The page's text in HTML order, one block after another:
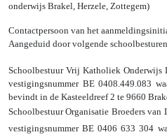
onderwijs Brakel, Herzele, Zottegem)
Contactpersoon van het
Aangeduid door volgende
Schoolbestuur Vrij Katholiek Onderwijs
vestigingsnummer BE 0408.449.083
bevindt in de Kasteeldreef 2 te 9660
Schoolbestuur Organisatie Broeders
vestigingsnummer BE 0406 633 304